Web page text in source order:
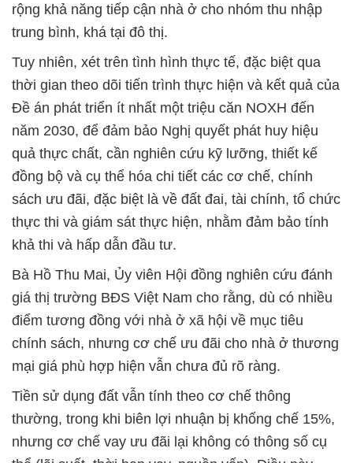
rộng khả năng tiếp cận nhà ở cho nhóm thu nhập
trung bình, khá tại đô thị.
Tuy nhiên, xét trên tình hình thực tế, đặc biệt qua
thời gian theo dõi tiến trình thực hiện và kết quả của
Đề án phát triển ít nhất một triệu căn NOXH đến
năm 2030, để đảm bảo Nghị quyết phát huy hiệu
quả thực chất, cần nghiên cứu kỹ lưỡng, thiết kế
đồng bộ và cụ thể hóa chi tiết các cơ chế, chính
sách ưu đãi, đặc biệt là về đất đai, tài chính, tổ chức
thực thi và giám sát thực hiện, nhằm đảm bảo tính
khả thi và hấp dẫn đầu tư.
Bà Hồ Thu Mai, Ủy viên Hội đồng nghiên cứu đánh
giá thị trường BĐS Việt Nam cho rằng, dù có nhiều
điểm tương đồng với nhà ở xã hội về mục tiêu
chính sách, nhưng cơ chế ưu đãi cho nhà ở thương
mại giá phù hợp hiện vẫn chưa đủ rõ ràng.
Tiền sử dụng đất vẫn tính theo cơ chế thông
thường, trong khi biên lợi nhuận bị khống chế 15%,
nhưng cơ chế vay ưu đãi lại không có thông số cụ